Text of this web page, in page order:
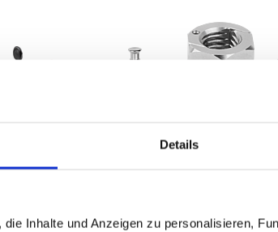
Details
Inhalte und Anzeigen zu personalisieren,
Edelstahl-
verlängertem
teilbar ohne Bund